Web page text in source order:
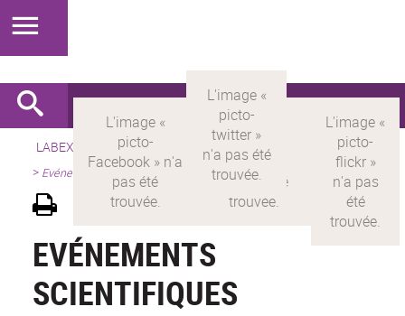
LABEX > LABEX MILYON Version française
Présentation
> Evénements scientifiques
EVÉNEMENTS
SCIENTIFIQUES